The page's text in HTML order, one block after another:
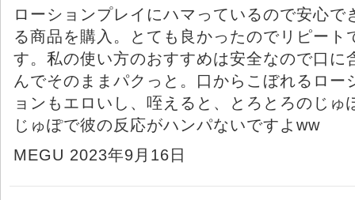
ローションプレイにハマっているので安心で
る商品を購入。とても良かったのでリピート
す。私の使い方のおすすめは安全なので口に
んでそのままパクっと。口からこぼれるロー
ョンもエロいし、咥えると、とろとろのじゅ
じゅぽで彼の反応がハンパないですよww
MEGU 2023年9月16日